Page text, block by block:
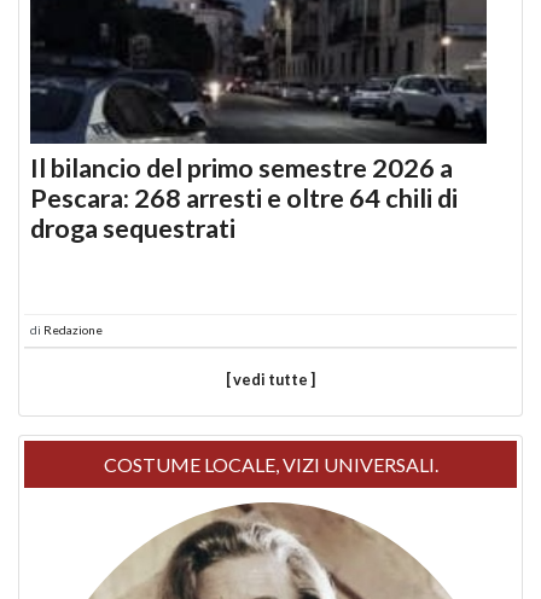
Il bilancio del primo semestre 2026 a
Pescara: 268 arresti e oltre 64 chili di
droga sequestrati
di Redazione
[ vedi tutte ]
COSTUME LOCALE, VIZI UNIVERSALI.